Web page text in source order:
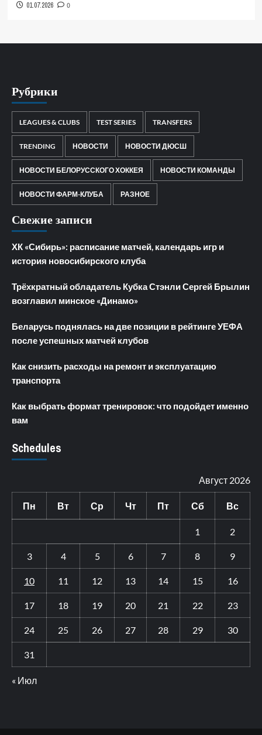
01.07.2026 0
Рубрики
LEAGUES & CLUBS TEST SERIES TRANSFERS
TRENDING НОВОСТИ НОВОСТИ ДЮСШ
НОВОСТИ БЕЛОРУССКОГО ХОККЕЯ НОВОСТИ КОМАНДЫ
НОВОСТИ ФАРМ-КЛУБА РАЗНОЕ
Свежие записи
ХК «Сибирь»: расписание матчей, календарь игр и
история новосибирского клуба
Трёхкратный обладатель Кубка Стэнли Сергей Брылин
возглавил минское «Динамо»
Беларусь поднялась на две позиции в рейтинге УЕФА
после успешных матчей клубов
Как снизить расходы на ремонт и эксплуатацию
транспорта
Как выбрать формат тренировок: что подойдет именно
вам
Schedules
Август 2026
Пн Вт Ср Чт Пт Сб Вс
1 2
3 4 5 6 7 8 9
10 11 12 13 14 15 16
17 18 19 20 21 22 23
24 25 26 27 28 29 30
31
« Июл